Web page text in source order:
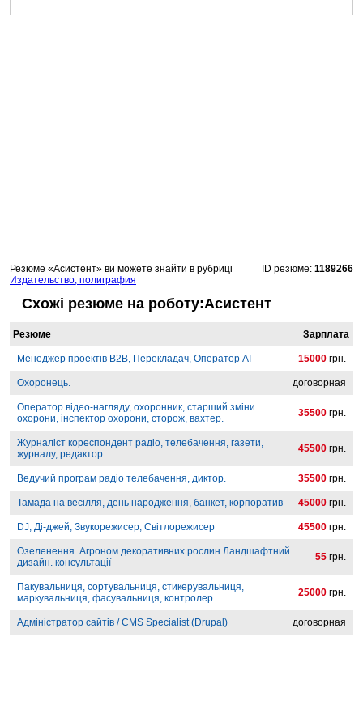
Резюме «Асистент» ви можете знайти в рубриці
Издательство, полиграфия
ID резюме: 1189266
Схожі резюме на роботу:Асистент
Резюме Зарплата
Менеджер проектів B2B, Перекладач, Оператор AI 15000 грн.
Охоронець. договорная
Оператор відео-нагляду, охоронник, старший зміни
охорони, інспектор охорони, сторож, вахтер.
35500 грн.
Журналіст кореспондент радіо, телебачення, газети,
журналу, редактор
45500 грн.
Ведучий програм радіо телебачення, диктор. 35500 грн.
Тамада на весілля, день народження, банкет, корпоратив 45000 грн.
DJ, Ді-джей, Звукорежисер, Світлорежисер 45500 грн.
Озеленення. Агроном декоративних рослин.Ландшафтний
дизайн. консультації
55 грн.
Пакувальниця, сортувальниця, стикерувальниця,
маркувальниця, фасувальниця, контролер.
25000 грн.
Адміністратор сайтів / CMS Specialist (Drupal) договорная